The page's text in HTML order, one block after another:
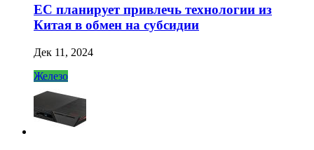
ЕС планирует привлечь технологии из
Китая в обмен на субсидии
Дек 11, 2024
Железо